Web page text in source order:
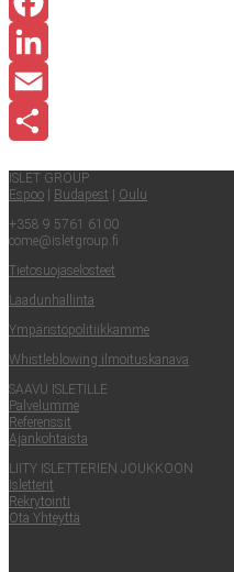
Facebook
LinkedIn
Email
ISLET GROUP
Espoo
Buda­pest
Oulu
+358 9 5761 6100
come@​isletgroup.​fi
Tie­to­suo­ja­se­los­teet
Laa­dun­hal­lin­ta
Ympä­ris­tö­po­li­tiik­kam­me
Whist­le­blowing ilmoituskanava
SAA­VU ISLETILLE
Pal­ve­lum­me
Refe­rens­sit
Ajan­koh­tais­ta
LII­TY ISLET­TE­RIEN JOUKKOON
Islet­te­rit
Rek­ry­toin­ti
Ota Yhteyt­tä